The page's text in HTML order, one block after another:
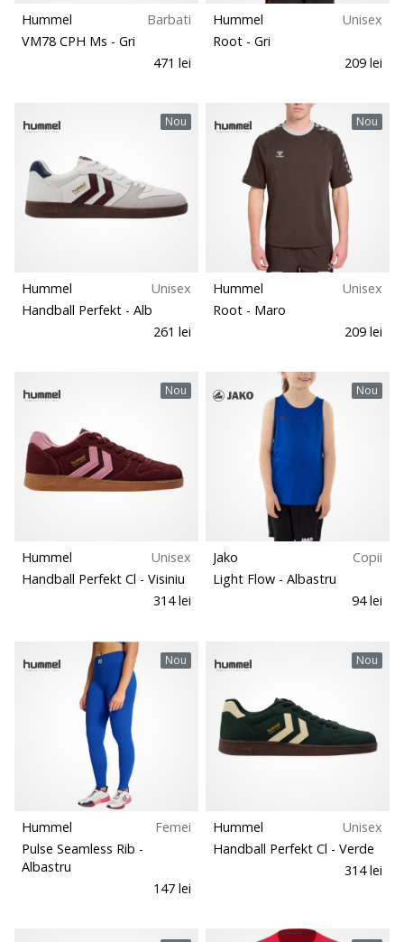
Hummel
Barbati
VM78 CPH Ms - Gri
471 lei
Hummel
Unisex
Root - Gri
209 lei
Nou
Hummel
Unisex
Handball Perfekt - Alb
261 lei
Nou
Hummel
Unisex
Root - Maro
209 lei
Nou
Hummel
Unisex
Handball Perfekt Cl - Visiniu
314 lei
Nou
Jako
Copii
Light Flow - Albastru
94 lei
Nou
Hummel
Femei
Pulse Seamless Rib -
Albastru
147 lei
Nou
Hummel
Unisex
Handball Perfekt Cl - Verde
314 lei